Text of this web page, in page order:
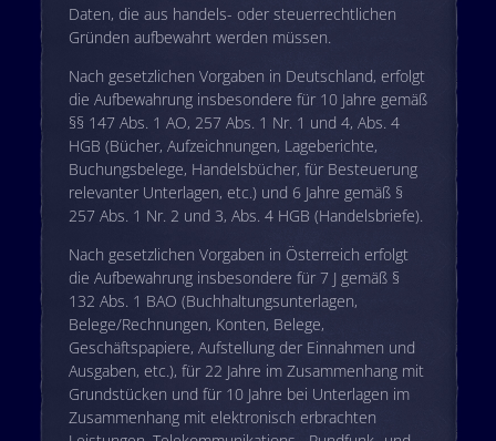
Daten, die aus handels- oder steuerrechtlichen
Gründen aufbewahrt werden müssen.
Nach gesetzlichen Vorgaben in Deutschland, erfolgt
die Aufbewahrung insbesondere für 10 Jahre gemäß
§§ 147 Abs. 1 AO, 257 Abs. 1 Nr. 1 und 4, Abs. 4
HGB (Bücher, Aufzeichnungen, Lageberichte,
Buchungsbelege, Handelsbücher, für Besteuerung
relevanter Unterlagen, etc.) und 6 Jahre gemäß §
257 Abs. 1 Nr. 2 und 3, Abs. 4 HGB (Handelsbriefe).
Nach gesetzlichen Vorgaben in Österreich erfolgt
die Aufbewahrung insbesondere für 7 J gemäß §
132 Abs. 1 BAO (Buchhaltungsunterlagen,
Belege/Rechnungen, Konten, Belege,
Geschäftspapiere, Aufstellung der Einnahmen und
Ausgaben, etc.), für 22 Jahre im Zusammenhang mit
Grundstücken und für 10 Jahre bei Unterlagen im
Zusammenhang mit elektronisch erbrachten